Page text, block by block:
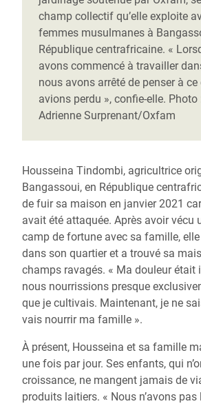
champ collectif qu’elle exploite
femmes musulmanes à
République centrafricaine. «
avons commencé à travailler
nous avons arrêté de penser à
avions perdu », confie-elle. Photo
Adrienne Surprenant/Oxfam
Housseina Tindombi, agricultrice
Bangassoui, en République
de fuir sa maison en janvier 2021
avait été attaquée. Après avoir vécu
camp de fortune avec sa famille,
dans son quartier et a trouvé sa
champs ravagés. « Ma douleur était
nous nourrissions presque
que je cultivais. Maintenant, je ne
vais nourrir ma famille ».
À présent, Housseina et sa famille
une fois par jour. Ses enfants, qui
croissance, ne mangent jamais de
produits laitiers. « Nous n’avons pas